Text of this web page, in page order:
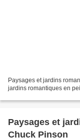
Paysages et jardins
Paysages et
Chuck Pinson